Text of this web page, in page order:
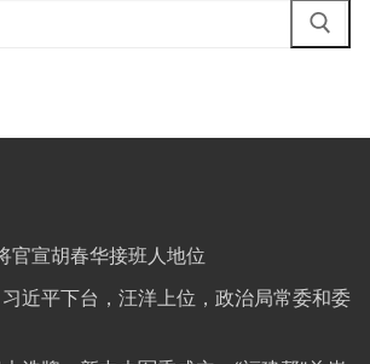
官宣胡春华接班人地位
近平下台，汪洋上位，政治局常委和委